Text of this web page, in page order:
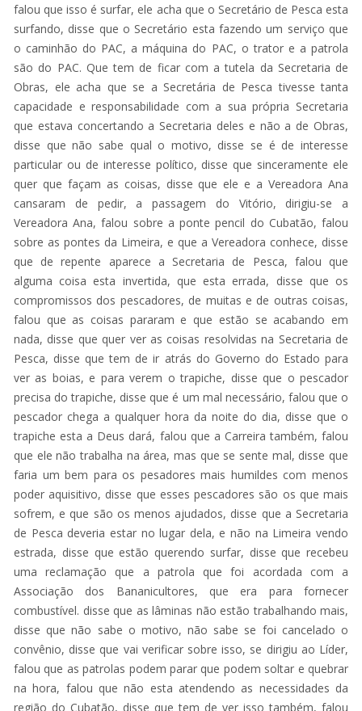
falou que isso é surfar, ele acha que o Secretário de Pesca esta
surfando, disse que o Secretário esta fazendo um serviço que
o caminhão do PAC, a máquina do PAC, o trator e a patrola
são do PAC. Que tem de ficar com a tutela da Secretaria de
Obras, ele acha que se a Secretária de Pesca tivesse tanta
capacidade e responsabilidade com a sua própria Secretaria
que estava concertando a Secretaria deles e não a de Obras,
disse que não sabe qual o motivo, disse se é de interesse
particular ou de interesse político, disse que sinceramente ele
quer que façam as coisas, disse que ele e a Vereadora Ana
cansaram de pedir, a passagem do Vitório, dirigiu-se a
Vereadora Ana, falou sobre a ponte pencil do Cubatão, falou
sobre as pontes da Limeira, e que a Vereadora conhece, disse
que de repente aparece a Secretaria de Pesca, falou que
alguma coisa esta invertida, que esta errada, disse que os
compromissos dos pescadores, de muitas e de outras coisas,
falou que as coisas pararam e que estão se acabando em
nada, disse que quer ver as coisas resolvidas na Secretaria de
Pesca, disse que tem de ir atrás do Governo do Estado para
ver as boias, e para verem o trapiche, disse que o pescador
precisa do trapiche, disse que é um mal necessário, falou que o
pescador chega a qualquer hora da noite do dia, disse que o
trapiche esta a Deus dará, falou que a Carreira também, falou
que ele não trabalha na área, mas que se sente mal, disse que
faria um bem para os pesadores mais humildes com menos
poder aquisitivo, disse que esses pescadores são os que mais
sofrem, e que são os menos ajudados, disse que a Secretaria
de Pesca deveria estar no lugar dela, e não na Limeira vendo
estrada, disse que estão querendo surfar, disse que recebeu
uma reclamação que a patrola que foi acordada com a
Associação dos Bananicultores, que era para fornecer
combustível. disse que as lâminas não estão trabalhando mais,
disse que não sabe o motivo, não sabe se foi cancelado o
convênio, disse que vai verificar sobre isso, se dirigiu ao Líder,
falou que as patrolas podem parar que podem soltar e quebrar
na hora, falou que não esta atendendo as necessidades da
região do Cubatão, disse que tem de ver isso também, falou